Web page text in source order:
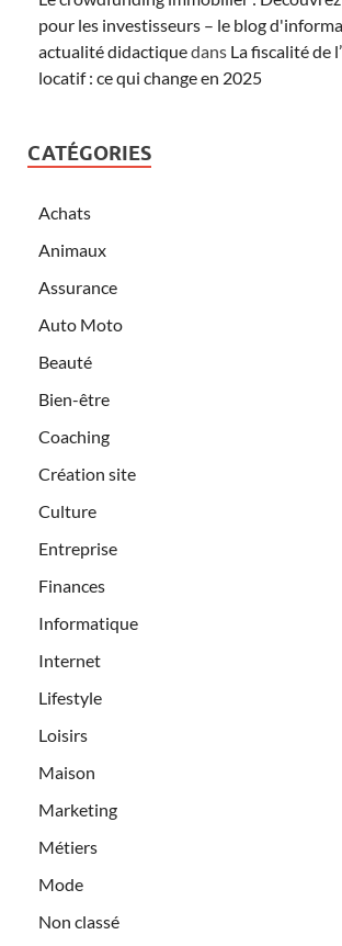
pour les investisseurs – le blog
actualité didactiquedans La fiscalité de
locatif : ce qui change en 2025
CATÉGORIES
Achats
Animaux
Assurance
Auto Moto
Beauté
Bien-être
Coaching
Création site
Culture
Entreprise
Finances
Informatique
Internet
Lifestyle
Loisirs
Maison
Marketing
Métiers
Mode
Non classé